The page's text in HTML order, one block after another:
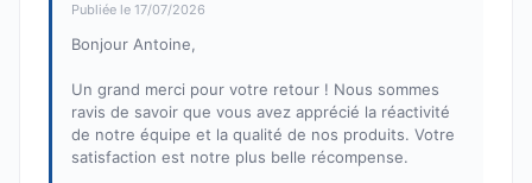
Publiée le 17/07/2026
Bonjour Antoine,
Un grand merci pour votre retour ! Nous sommes
ravis de savoir que vous avez apprécié la réactivité
de notre équipe et la qualité de nos produits. Votre
satisfaction est notre plus belle récompense.